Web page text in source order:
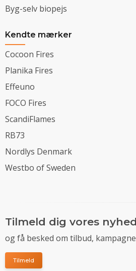
Byg-selv biopejs
Kendte mærker
Cocoon Fires
Planika Fires
Effeuno
FOCO Fires
ScandiFlames
RB73
Nordlys Denmark
Westbo of Sweden
Tilmeld dig vores
og få besked om tilbud,
Tilmeld